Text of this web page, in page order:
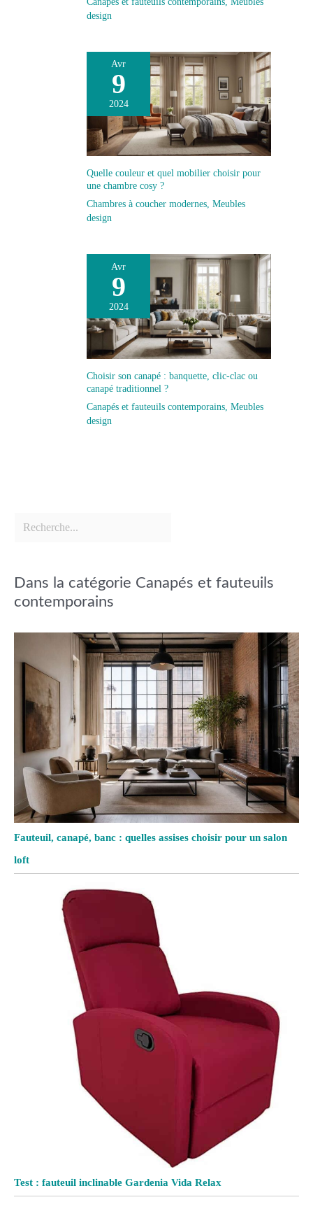
design
Avr
9
2024
Quelle couleur et quel mobilier choisir pour
une chambre cosy ?
Chambres à coucher modernes, Meubles
design
Avr
9
2024
Choisir son canapé : banquette, clic-clac ou
canapé traditionnel ?
Canapés et fauteuils contemporains Meubles
design
Dans la catégorie Canapés et fauteuils
contemporains
Fauteuil, canapé, banc : quelles assises choisir pour un salon
loft
Test : fauteuil inclinable Gardenia Vida Relax